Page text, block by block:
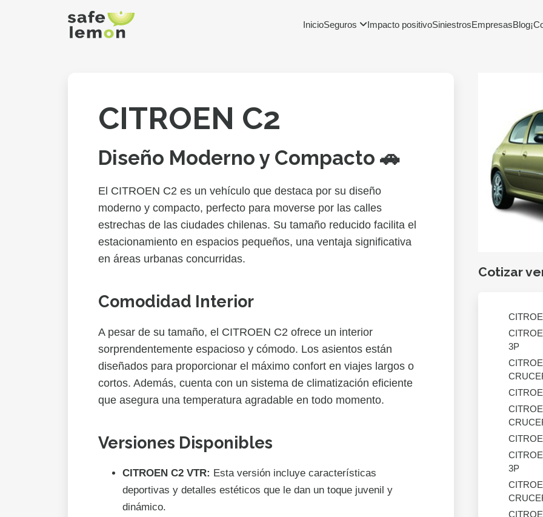
InicioSeguros Impacto positivoSiniestrosEmpresasBlog
CITROEN C2
Diseño Moderno y Compacto 🚗
El CITROEN C2 es un vehículo que destaca por su diseño
moderno y compacto, perfecto para moverse por las calles
estrechas de las ciudades chilenas. Su tamaño reducido facilita el
estacionamiento en espacios pequeños, una ventaja significativa
en áreas urbanas concurridas.
Comodidad Interior
A pesar de su tamaño, el CITROEN C2 ofrece un interior
sorprendentemente espacioso y cómodo. Los asientos están
diseñados para proporcionar el máximo confort en viajes largos o
cortos. Además, cuenta con un sistema de climatización eficiente
que asegura una temperatura agradable en todo momento.
Versiones Disponibles
CITROEN C2 VTR: Esta versión incluye características
deportivas y detalles estéticos que le dan un toque juvenil y
dinámico.
Cotizar
3P
3P